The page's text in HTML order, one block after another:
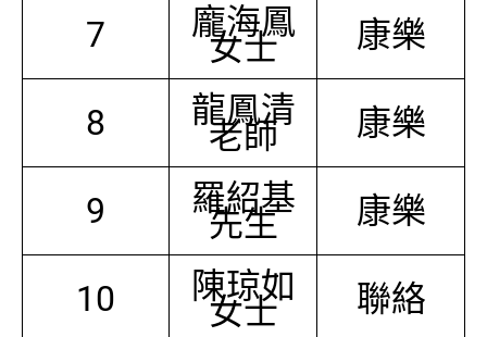
7 龐海鳳
女士 康樂
8 龍鳳清
老師 康樂
9 羅紹基
先生 康樂
10 陳琼如
女士 聯絡